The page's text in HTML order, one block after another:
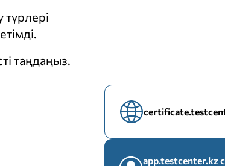
түрлері
таңдаңыз.
app.testcenter.kz